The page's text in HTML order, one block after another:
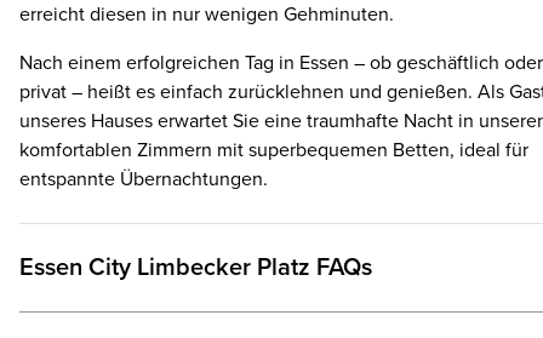
erreicht diesen in nur wenigen Gehminuten.
Nach einem erfolgreichen Tag in Essen – ob geschäftlich oder
privat – heißt es einfach zurücklehnen und genießen. Als
unseres Hauses erwartet Sie eine traumhafte Nacht in
komfortablen Zimmern mit superbequemen Betten, ideal für
entspannte Übernachtungen.
Essen City Limbecker Platz FAQs